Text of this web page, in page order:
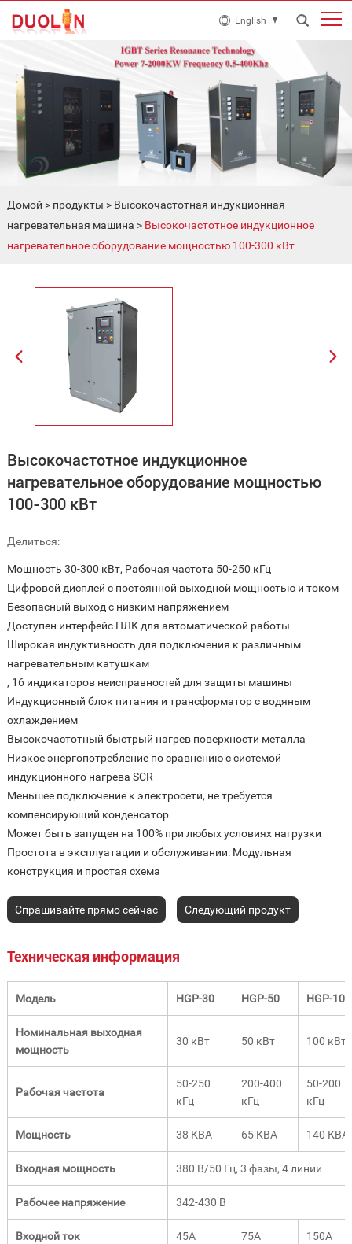
English
Домой > продукты > Высокочастотная индукционная
нагревательная машина > Высокочастотное индукционное
нагревательное оборудование мощностью 100-300 кВт
Высокочастотное индукционное
нагревательное оборудование мощностью
100-300 кВт
Делиться:
Мощность 30-300 кВт, Рабочая частота 50-250 кГц
Цифровой дисплей с постоянной выходной мощностью и током
Безопасный выход с низким напряжением
Доступен интерфейс ПЛК для автоматической работы
Широкая индуктивность для подключения к различным
нагревательным катушкам
, 16 индикаторов неисправностей для защиты машины
Индукционный блок питания и трансформатор с водяным
охлаждением
Высокочастотный быстрый нагрев поверхности металла
Низкое энергопотребление по сравнению с системой
индукционного нагрева SCR
Меньшее подключение к электросети, не требуется
компенсирующий конденсатор
Может быть запущен на 100% при любых условиях нагрузки
Простота в эксплуатации и обслуживании: Модульная
конструкция и простая схема
Спрашивайте прямо сейчас Следующий продукт
Техническая информация
Модель HGP-30 HGP-50 HGP-100
Номинальная выходная
мощность
30 кВт 50 кВт 100 кВт
Рабочая частота
50-250
кГц
200-400
кГц
50-200
кГц
Мощность 38 КВА 65 КВА 140 КВА
Входная мощность 380 В/50 Гц, 3 фазы, 4 линии
Рабочее напряжение 342-430 В
Входной ток 45А 75А 150А